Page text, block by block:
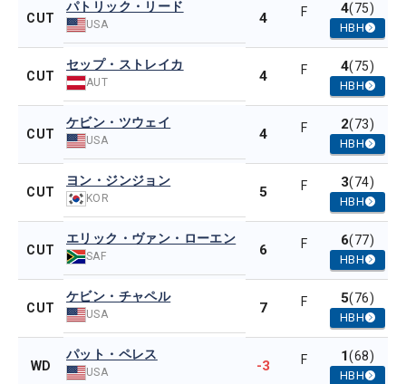
CUT
パトリック・リード
USA 4 F 4(75)
HBH
CUT
セップ・ストレイカ
AUT 4 F 4(75)
HBH
CUT
ケビン・ツウェイ
USA 4 F 2(73)
HBH
CUT
ヨン・ジンジョン
KOR 5 F 3(74)
HBH
CUT
エリック・ヴァン・ローエン
SAF 6 F 6(77)
HBH
CUT
ケビン・チャペル
USA 7 F 5(76)
HBH
WD
パット・ペレス
USA -3 F 1(68)
HBH